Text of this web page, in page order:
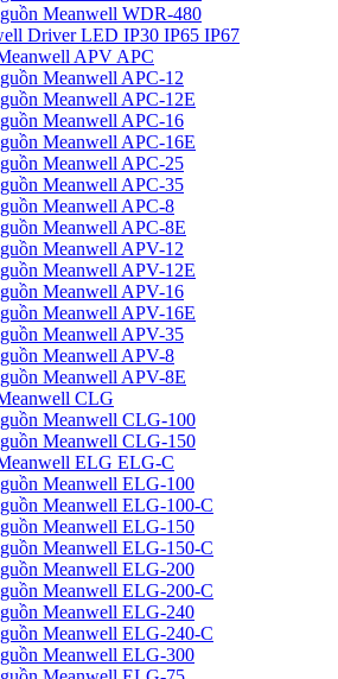
Meanwell WDR-480
Driver LED IP30 IP65 IP67
APV APC
Meanwell APC-12
Meanwell APC-12E
Meanwell APC-16
Meanwell APC-16E
Meanwell APC-25
Meanwell APC-35
Meanwell APC-8
Meanwell APC-8E
Meanwell APV-12
Meanwell APV-12E
Meanwell APV-16
Meanwell APV-16E
Meanwell APV-35
Meanwell APV-8
Meanwell APV-8E
CLG
Meanwell CLG-100
Meanwell CLG-150
ELG ELG-C
Meanwell ELG-100
Meanwell ELG-100-C
Meanwell ELG-150
Meanwell ELG-150-C
Meanwell ELG-200
Meanwell ELG-200-C
Meanwell ELG-240
Meanwell ELG-240-C
Meanwell ELG-300